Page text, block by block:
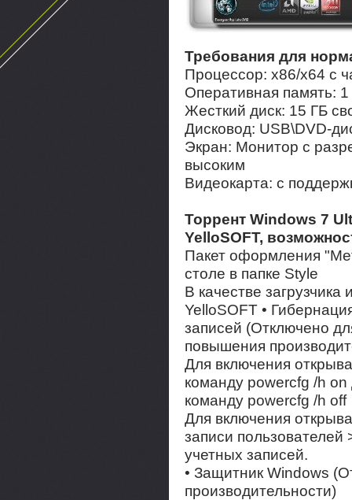
Требования для
Процессор: x86/х64 с
Оперативная память:
Жесткий диск: 15 ГБ
Дисковод: USB\DVD-
Экран: Монитор с
высоким
Видеокарта: с
Торрент Windows 7
YelloSOFT,
Пакет оформления
столе в папке Style
В качестве
YelloSOFT •
записей (Отключено
повышения
Для включения
команду powercfg /h
команду powercfg /h off
Для включения
записи
учетных записей.
• Защитник Windows
производительности)